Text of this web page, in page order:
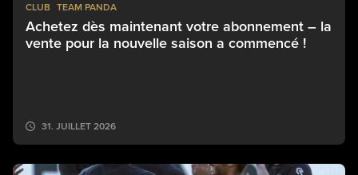
CLUB TEAM PANDA
Achetez dès maintenant votre abonnement – la
vente pour la nouvelle saison a commencé !
31. JUILLET 2026